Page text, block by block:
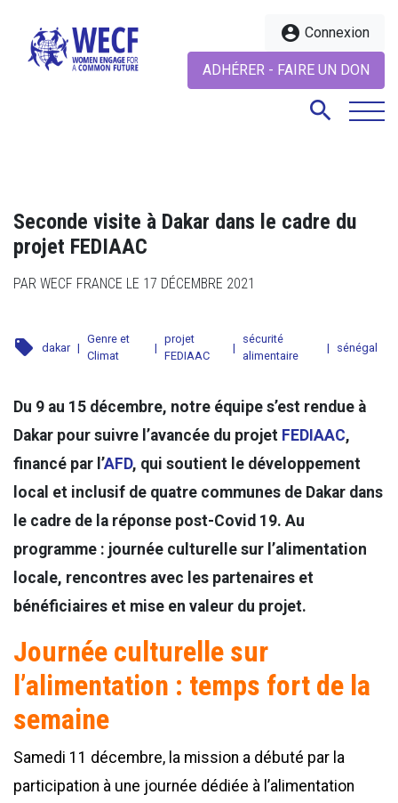
account_circle Connexion
ADHÉRER - FAIRE UN DON
search
search
Seconde visite à Dakar dans le cadre du
projet FEDIAAC
PAR WECF FRANCE LE 17 DÉCEMBRE 2021
local_offer dakar |
Genre et
Climat
|
projet
FEDIAAC
|
sécurité
alimentaire
| sénégal
Du 9 au 15 décembre, notre équipe s’est rendue à
Dakar pour suivre l’avancée du projet FEDIAAC,
financé par l’AFD, qui soutient le développement
local et inclusif de quatre communes de Dakar dans
le cadre de la réponse post-Covid 19. Au
programme : journée culturelle sur l’alimentation
locale, rencontres avec les partenaires et
bénéficiaires et mise en valeur du projet.
Journée culturelle sur
l’alimentation : temps fort de la
semaine
Samedi 11 décembre, la mission a débuté par la
participation à une journée dédiée à l’alimentation